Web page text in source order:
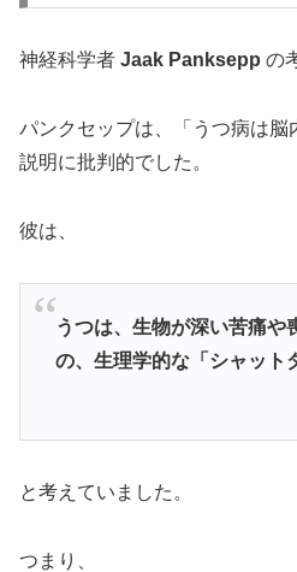
神経科学者 Jaak Panksepp の
パンクセップは、「うつ病は脳
説明に批判的でした。
彼は、
うつは、生物が深い苦痛や
の、生理学的な「シャット
と考えていました。
つまり、